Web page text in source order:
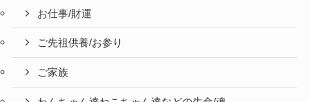
お仕事/財運
ご先祖供養/お参り
ご家族